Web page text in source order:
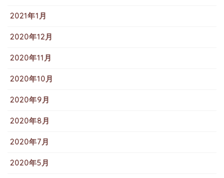
2021年1月
2020年12月
2020年11月
2020年10月
2020年9月
2020年8月
2020年7月
2020年5月